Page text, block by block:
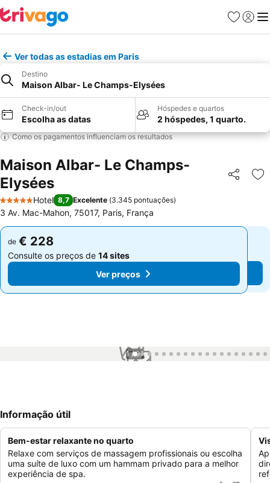
Favoritos
Iniciar
Ver todas as estadias em Paris
Destino
Maison Albar- Le Champs-Elysées
Check-in/out
Escolha as datas
Hóspedes e quartos
2 hóspedes, 1 quarto.
Como os pagamentos influenciam os resultados
Maison Albar- Le Champs-
Elysées
Partilhar
5 Estrelas
Hotel 8,7 Excelente (3.345 pontuações)
3 Av. Mac-Mahon, 75017, Paris, França
de € 228
Consulte os preços de 14 sites
Ver preços
de € 228
Consulte os preços de 14 sites
Ver preços
1 / 97
Informação útil
Bem-estar relaxante no quarto
Relaxe com serviços de massagem profissionais ou escolha
uma suíte de luxo com um hammam privado para a melhor
experiência de spa.